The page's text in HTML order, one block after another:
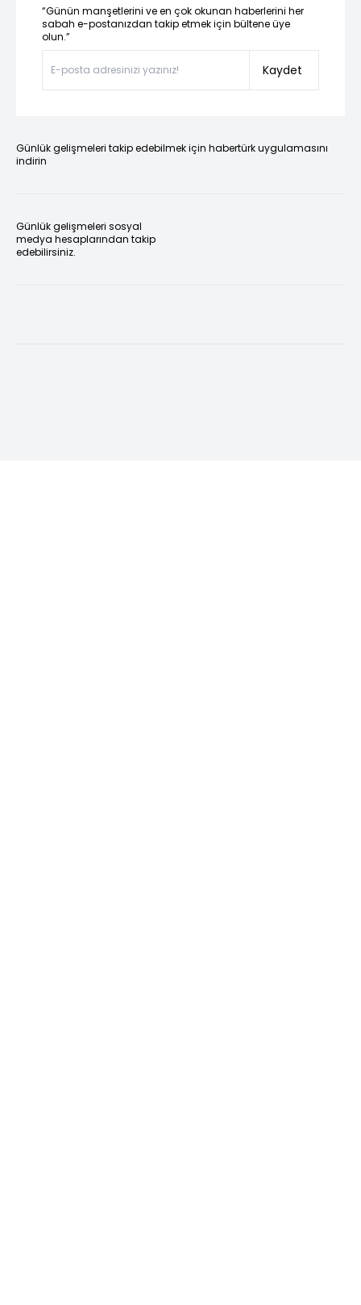
“Günün manşetlerini ve en çok okunan haberlerini her
sabah e-postanızdan takip etmek için bültene üye
olun.”
Kaydet
Günlük gelişmeleri takip edebilmek için habertürk uygulamasını
indirin
Günlük gelişmeleri sosyal
medya hesaplarından takip
edebilirsiniz.